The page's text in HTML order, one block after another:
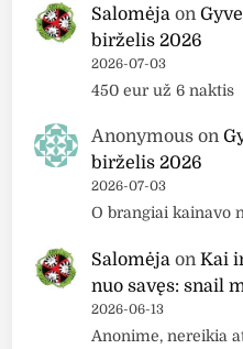
Salomėja on
birželis 2026
2026-07-03
450 eur už 6 naktis
Anonymous on
birželis 2026
2026-07-03
O brangiai kainavo
Salomėja onKai
nuo savęs: snail
2026-06-13
Anonime, nereikia